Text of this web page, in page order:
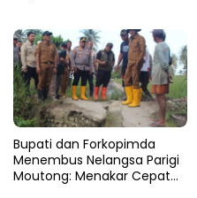
​Bupati dan Forkopimda
Menembus Nelangsa Parigi
Moutong: Menakar Cepat